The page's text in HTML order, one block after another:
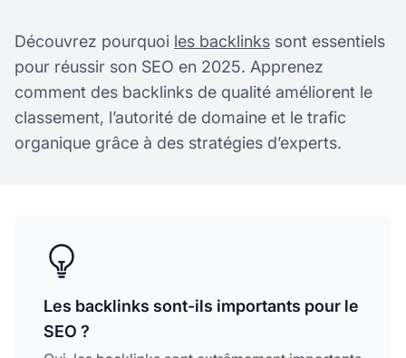
Découvrez pourquoi les backlinks sont essentiels
pour réussir son SEO en 2025. Apprenez
comment des backlinks de qualité améliorent le
classement, l’autorité de domaine et le trafic
organique grâce à des stratégies d’experts.
Les backlinks sont-ils importants pour le
SEO ?